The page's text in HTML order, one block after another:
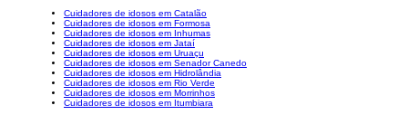
Cuidadores de idosos em Catalão
Cuidadores de idosos em Formosa
Cuidadores de idosos em Inhumas
Cuidadores de idosos em Jataí
Cuidadores de idosos em Uruaçu
Cuidadores de idosos em Senador Canedo
Cuidadores de idosos em Hidrolândia
Cuidadores de idosos em Rio Verde
Cuidadores de idosos em Morrinhos
Cuidadores de idosos em Itumbiara